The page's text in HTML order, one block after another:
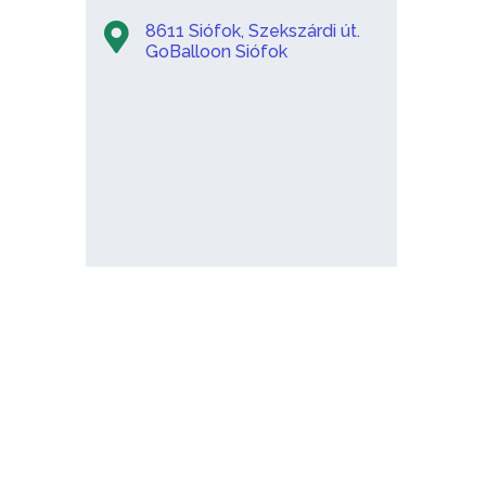
8611 Siófok, Szekszárdi út.
GoBalloon Siófok